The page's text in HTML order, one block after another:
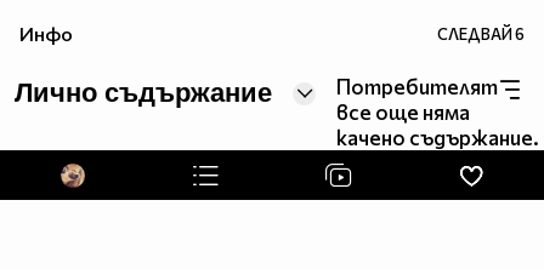
Инфо СЛЕДВАЙ6
Лично съдържание
Потребителят
все още няма
качено съдържание.